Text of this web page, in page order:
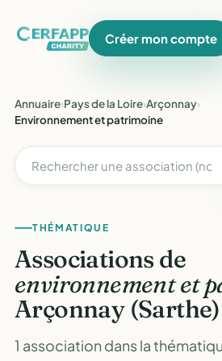
Créer mon compte
Annuaire›Pays de la Loire›Arçonnay›
Environnement et patrimoine
THÉMATIQUE
Associations de
environnement et
Arçonnay (Sarthe)
1 association dans la